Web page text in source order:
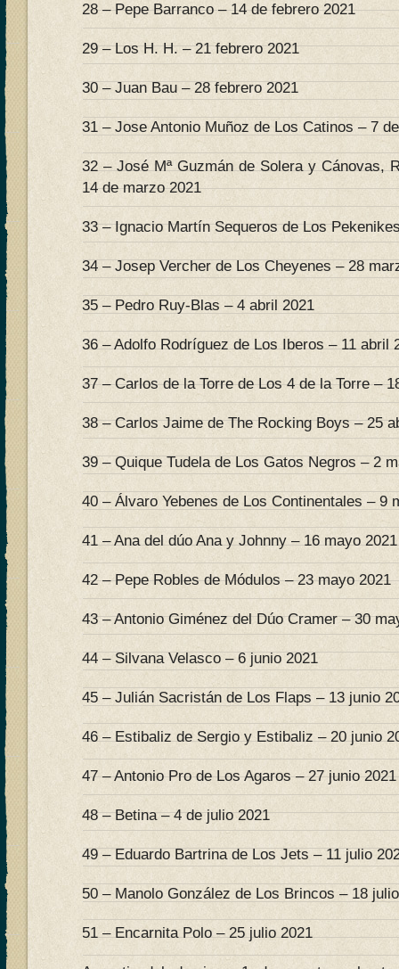
28 – Pepe Barranco – 14 de febrero 2021
29 – Los H. H. – 21 febrero 2021
30 – Juan Bau – 28 febrero 2021
31 – Jose Antonio Muñoz de Los Catinos – 7
32 – José Mª Guzmán de Solera y Cánovas,
14 de marzo 2021
33 – Ignacio Martín Sequeros de Los
34 – Josep Vercher de Los Cheyenes – 28
35 – Pedro Ruy-Blas – 4 abril 2021
36 – Adolfo Rodríguez de Los Iberos – 11 abril
37 – Carlos de la Torre de Los 4 de la Torre –
38 – Carlos Jaime de The Rocking Boys – 25
39 – Quique Tudela de Los Gatos Negros – 2
40 – Álvaro Yebenes de Los Continentales – 9
41 – Ana del dúo Ana y Johnny – 16 mayo 2021
42 – Pepe Robles de Módulos – 23 mayo 2021
43 – Antonio Giménez del Dúo Cramer – 30
44 – Silvana Velasco – 6 junio 2021
45 – Julián Sacristán de Los Flaps – 13 junio
46 – Estibaliz de Sergio y Estibaliz – 20 junio
47 – Antonio Pro de Los Agaros – 27 junio 2021
48 – Betina – 4 de julio 2021
49 – Eduardo Bartrina de Los Jets – 11 julio
50 – Manolo González de Los Brincos – 18
51 – Encarnita Polo – 25 julio 2021